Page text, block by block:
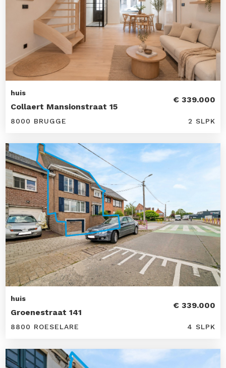
huis
Collaert Mansionstraat 15
€ 339.000
8000 BRUGGE 2 SLPK
huis
Groenestraat 141
€ 339.000
8800 ROESELARE 4 SLPK